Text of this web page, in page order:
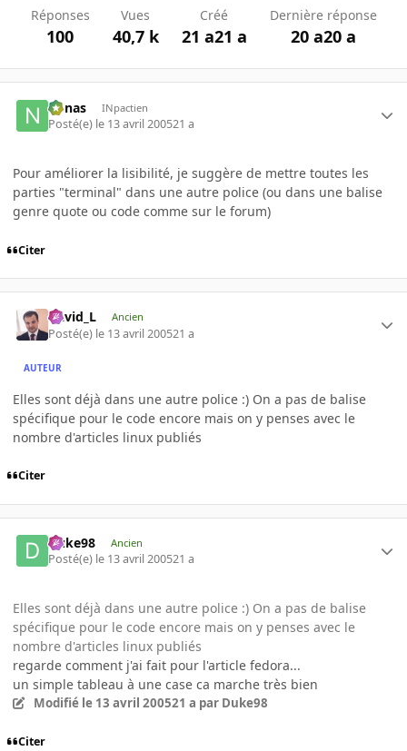
Réponses
100
Vues
40,7 k
Créé
21 a21 a
Dernière réponse
20 a20 a
nonas INpactien
Posté(e) le 13 avril 200521 a
Pour améliorer la lisibilité, je suggère de mettre toutes les
parties "terminal" dans une autre police (ou dans une balise
genre quote ou code comme sur le forum)
Citer
David_L Ancien
Posté(e) le 13 avril 200521 a
AUTEUR
Elles sont déjà dans une autre police :) On a pas de balise
spécifique pour le code encore mais on y penses avec le
nombre d'articles linux publiés
Citer
Duke98 Ancien
Posté(e) le 13 avril 200521 a
Elles sont déjà dans une autre police :) On a pas de balise
spécifique pour le code encore mais on y penses avec le
nombre d'articles linux publiés
regarde comment j'ai fait pour l'article fedora...
un simple tableau à une case ca marche très bien
Modifié le 13 avril 200521 a par Duke98
Citer